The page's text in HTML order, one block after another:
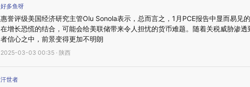
好多鱼呀
惠誉评级美国经济研究主管Olu Sonola表示，总而言之，1月PCE报告中显而易见
在增长恐慌的结合，可能会给美联储带来令人担忧的货币难题。随着关税威胁渗透
者信心之中，前景变得更加不明朗
2025-03-03 00:35 · 陕西
汗世者